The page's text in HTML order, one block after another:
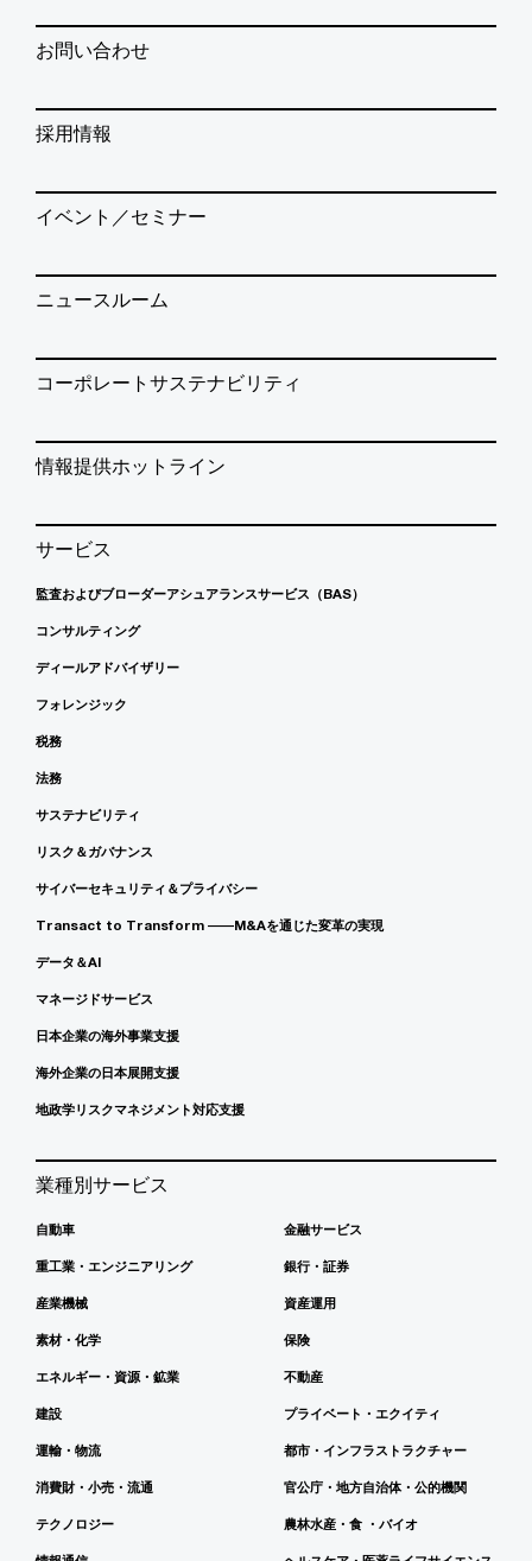
お問い合わせ
採用情報
イベント／セミナー
ニュースルーム
コーポレートサステナビリティ
情報提供ホットライン
サービス
監査およびブローダーアシュアランスサービス（BAS）
コンサルティング
ディールアドバイザリー
フォレンジック
税務
法務
サステナビリティ
リスク＆ガバナンス
サイバーセキュリティ＆プライバシー
Transact to Transform ――M&Aを通じた変革の実現
データ＆AI
マネージドサービス
日本企業の海外事業支援
海外企業の日本展開支援
地政学リスクマネジメント対応支援
業種別サービス
自動車
重工業・エンジニアリング
産業機械
素材・化学
エネルギー・資源・鉱業
建設
運輸・物流
消費財・小売・流通
テクノロジー
金融サービス
銀行・証券
資産運用
保険
不動産
プライベート・エクイティ
都市・インフラストラクチャー
官公庁・地方自治体・公的機関
農林水産・食 ・バイオ